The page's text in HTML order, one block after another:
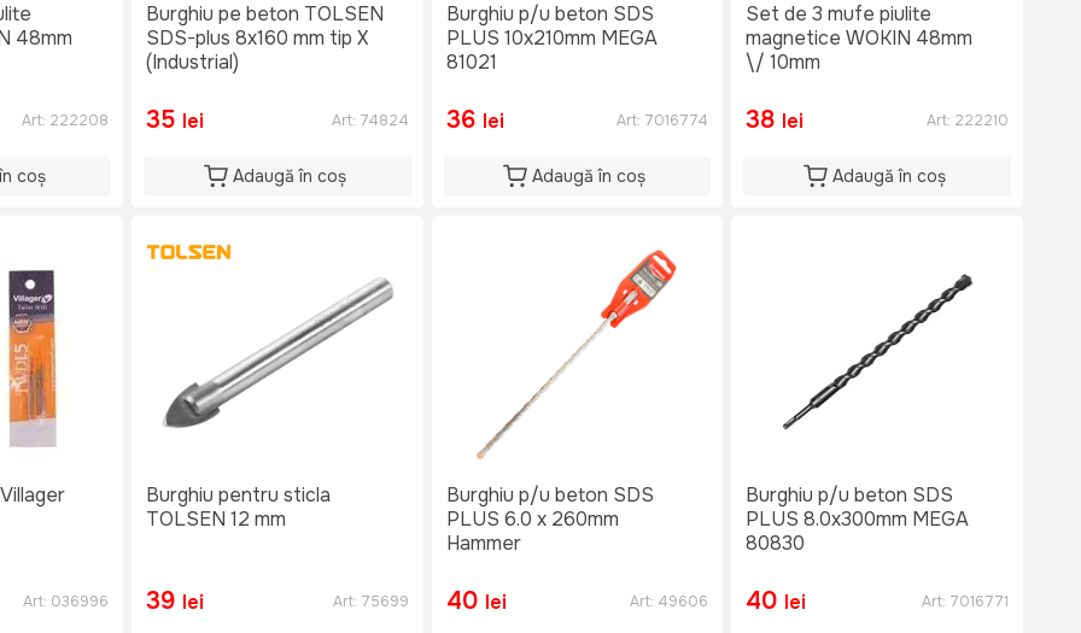
48mm
Art: 222208
coș
Burghiu pe beton TOLSEN
SDS-plus 8x160 mm tip X
(Industrial)
35 lei Art: 74824
Adaugă în coș
Burghiu p/u beton SDS
PLUS 10x210mm MEGA
81021
36 lei Art: 7016774
Adaugă în coș
Set de 3 mufe piulite
magnetice WOKIN 48mm
\/ 10mm
38 lei Art: 222210
Adaugă în coș
Art: 036996
Burghiu pentru sticla
TOLSEN 12 mm
39 lei Art: 75699
Burghiu p/u beton SDS
PLUS 6.0 x 260mm
Hammer
40 lei Art: 49606
Burghiu p/u beton SDS
PLUS 8.0x300mm MEGA
80830
40 lei Art: 7016771